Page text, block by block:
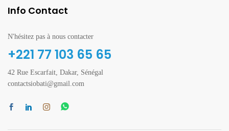
Info Contact
N'hésitez pas à nous contacter
+221 77 103 65 65
42 Rue Escarfait, Dakar, Sénégal
contactsiobati@gmail.com